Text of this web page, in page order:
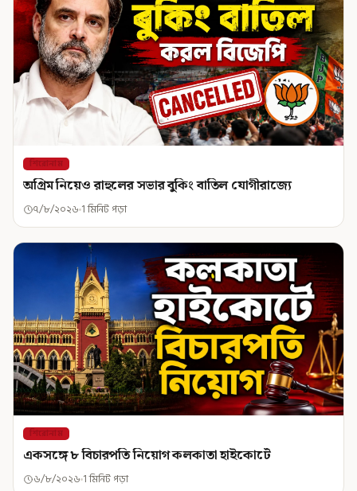
শিরোনাম
অগ্রিম নিয়েও রাহুলের সভার বুকিং বাতিল যোগীরাজ্যে
৭/৮/২০২৬ 1 মিনিট পড়া
শিরোনাম
একসঙ্গে ৮ বিচারপতি নিয়োগ কলকাতা হাইকোর্টে
৬/৮/২০২৬ 1 মিনিট পড়া